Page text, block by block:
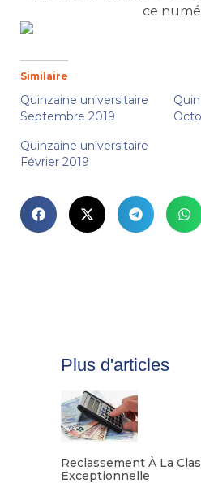
ce
Similaire
Quinzaine universitaire
Septembre 2019
Quinzaine universitaire
Février 2019
Plus d'articles
Reclassement À La
Exceptionnelle